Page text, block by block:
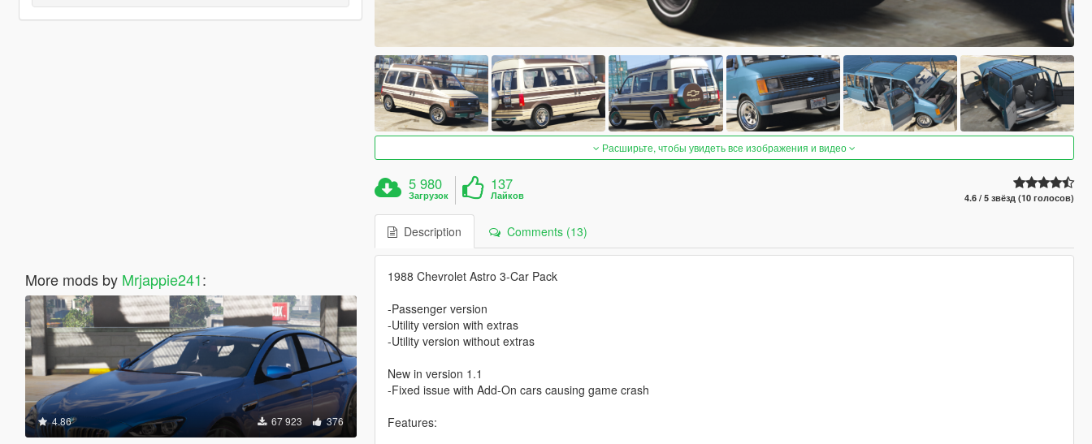
More mods by Mrjappie241:
4.86 67 923 376
Расширьте, чтобы увидеть все изображения и видео
5 980
Загрузок
137
Лайков 4.6 / 5 звёзд (10 голосов)
Description Comments (13)
1988 Chevrolet Astro 3-Car Pack
-Passenger version
-Utility version with extras
-Utility version without extras
New in version 1.1
-Fixed issue with Add-On cars causing game crash
Features: